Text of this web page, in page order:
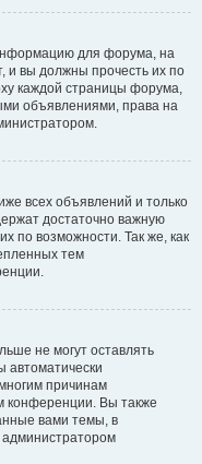
для форума, на
и вы должны прочесть их по
каждой страницы форума,
объявлениями, права на
всех объявлений и только
достаточно важную
по возможности. Так же, как
тем
не могут оставлять
автоматически
причинам
конференции. Вы также
вами темы, в
администратором